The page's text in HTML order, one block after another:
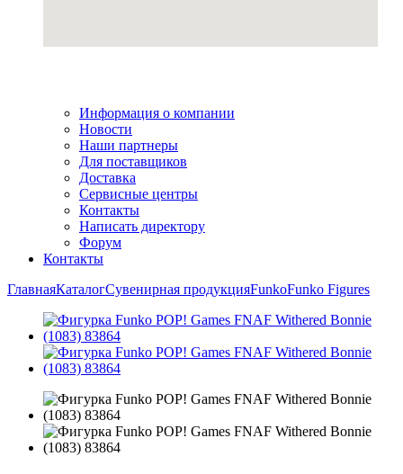
Информация о компании
Новости
Наши партнеры
Для поставщиков
Доставка
Сервисные центры
Контакты
Написать директору
Форум
Контакты
ГлавнаяКаталогСувенирная продукцияFunkoFunko Figures